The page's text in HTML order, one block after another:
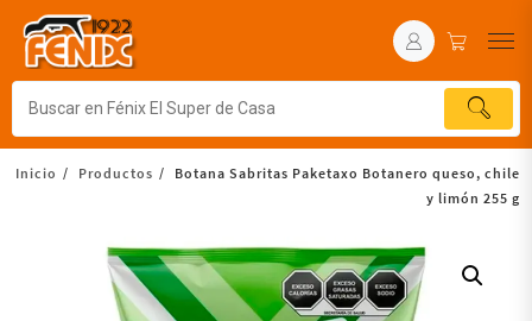
Inicio Productos
Botana Sabritas Paketaxo Botanero queso, chile
y limón 255 g